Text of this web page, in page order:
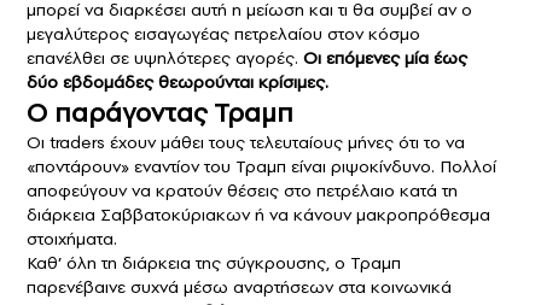
μπορεί να διαρκέσει αυτή η μείωση και τι θα συμβεί αν ο
μεγαλύτερος εισαγωγέας πετρελαίου στον κόσμο
επανέλθει σε υψηλότερες αγορές. Οι επόμενες μία έως
δύο εβδομάδες θεωρούνται κρίσιμες.
Ο παράγοντας Τραμπ
Οι traders έχουν μάθει τους τελευταίους μήνες ότι το να
«ποντάρουν» εναντίον του Τραμπ είναι ριψοκίνδυνο. Πολλοί
αποφεύγουν να κρατούν θέσεις στο πετρέλαιο κατά τη
διάρκεια Σαββατοκύριακων ή να κάνουν μακροπρόθεσμα
στοιχήματα.
Καθ’ όλη τη διάρκεια της σύγκρουσης, ο Τραμπ
παρενέβαινε συχνά μέσω αναρτήσεων στα κοινωνικά